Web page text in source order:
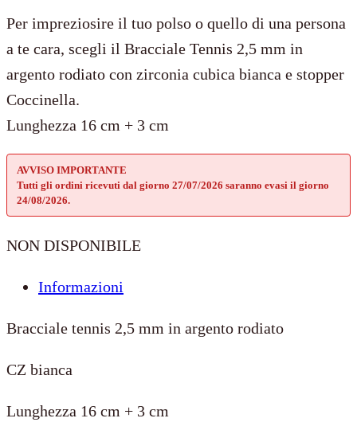
Per impreziosire il tuo polso o quello di una persona
a te cara, scegli il Bracciale Tennis 2,5 mm in
argento rodiato con zirconia cubica bianca e stopper
Coccinella.
Lunghezza 16 cm + 3 cm
AVVISO IMPORTANTE
Tutti gli ordini ricevuti dal giorno 27/07/2026 saranno evasi il giorno
24/08/2026.
NON DISPONIBILE
Informazioni
Bracciale tennis 2,5 mm in argento rodiato
CZ bianca
Lunghezza 16 cm + 3 cm